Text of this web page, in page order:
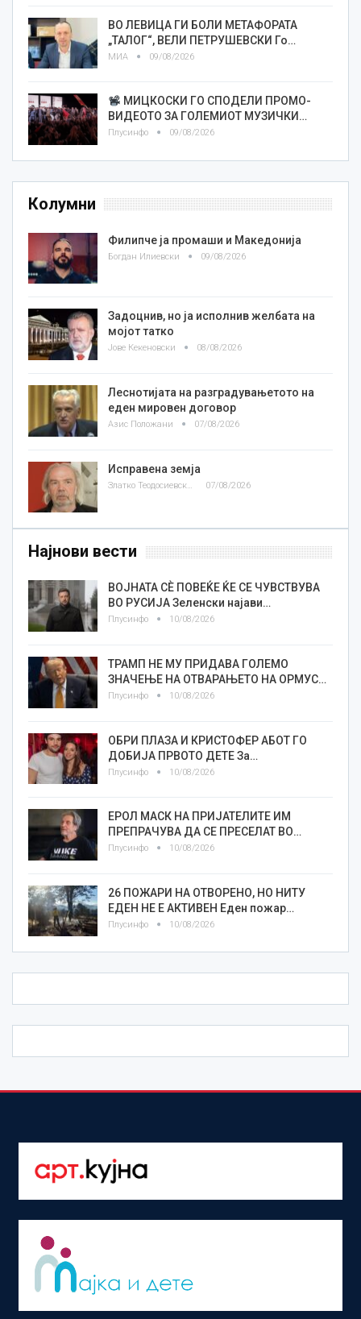
ВО ЛЕВИЦА ГИ БОЛИ МЕТАФОРАТА
„ТАЛОГ“, ВЕЛИ ПЕТРУШЕВСКИ Го…
МИА 09/08/2026
МИЦКОСКИ ГО СПОДЕЛИ ПРОМО-
ВИДЕОТО ЗА ГОЛЕМИОТ МУЗИЧКИ…
Плусинфо 09/08/2026
Колумни
Филипче ја промаши и Македонија
Богдан Илиевски 09/08/2026
Задоцнив, но ја исполнив желбата на
мојот татко
Јове Кекеновски 08/08/2026
Леснотијата на разградувањетото на
еден мировен договор
Азис Положани 07/08/2026
Исправена земја
Златко Теодосиевски 07/08/2026
Најнови вести
ВОЈНАТА СЀ ПОВЕЌЕ ЌЕ СЕ ЧУВСТВУВА
ВО РУСИЈА Зеленски најави…
Плусинфо 10/08/2026
ТРАМП НЕ МУ ПРИДАВА ГОЛЕМО
ЗНАЧЕЊЕ НА ОТВАРАЊЕТО НА ОРМУС…
Плусинфо 10/08/2026
ОБРИ ПЛАЗА И КРИСТОФЕР АБОТ ГО
ДОБИЈА ПРВОТО ДЕТЕ За…
Плусинфо 10/08/2026
ЕРОЛ МАСК НА ПРИЈАТЕЛИТЕ ИМ
ПРЕПРАЧУВА ДА СЕ ПРЕСЕЛАТ ВО…
Плусинфо 10/08/2026
26 ПОЖАРИ НА ОТВОРЕНО, НО НИТУ
ЕДЕН НЕ Е АКТИВЕН Еден пожар…
Плусинфо 10/08/2026